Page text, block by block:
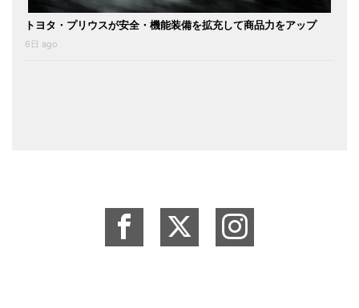
トヨタ・プリウスが安全・機能装備を拡充して商品力をアップ
6日 ago